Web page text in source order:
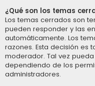
¿Qué son los temas
Los temas cerrados son
pueden responder y las
automáticamente. Los
razones. Esta decisión es
moderador. Tal vez
dependiendo de los
administradores.